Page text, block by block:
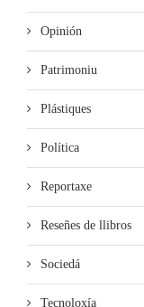
Opinión
Patrimoniu
Plástiques
Política
Reportaxe
Reseñes de llibros
Sociedá
Tecnoloxía